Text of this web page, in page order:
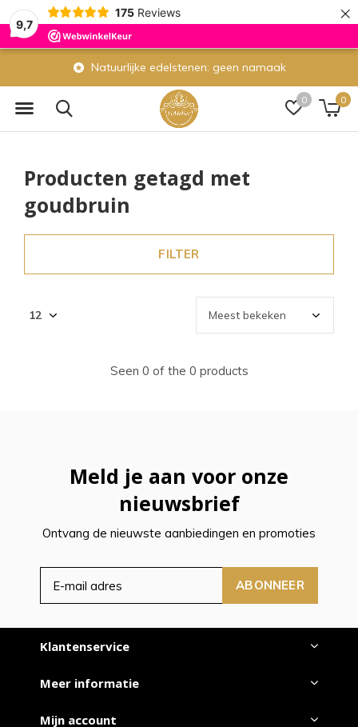
9,7
175 Reviews ×
0 0
Natuurlijke edelstenen: geen namaak
Producten getagd met
goudbruin
FILTER
Seen 0 of the 0 products
Meld je aan voor onze
nieuwsbrief
Ontvang de nieuwste aanbiedingen en promoties
ABONNEER
Klantenservice
Meer informatie
Mijn account